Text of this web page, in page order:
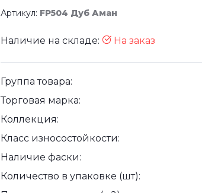
Артикул: FP504 Дуб Аман
Наличие на складе: На заказ
Группа товара:
Торговая марка:
Коллекция:
Класс износостойкости:
Наличие фаски:
Количество в упаковке (шт):